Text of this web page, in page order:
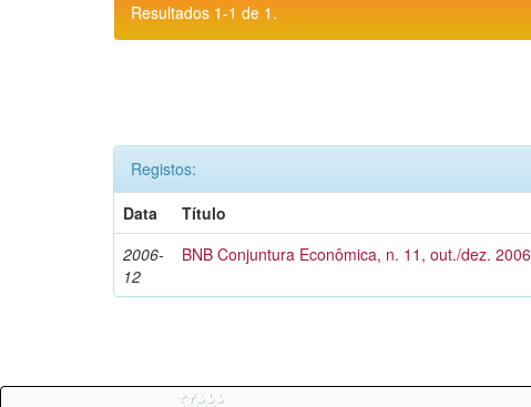
Resultados 1-1 de 1.
Registos:
Data
Título
2006-
12
BNB Conjuntura Econômica, n. 11, out./dez. 2006